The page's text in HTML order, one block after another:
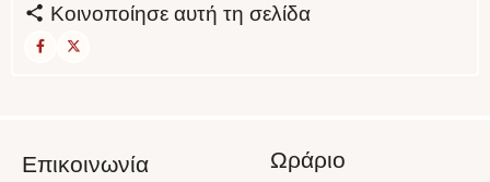
Κοινοποίησε αυτή τη σελίδα
Επικοινωνία
Ωράριο